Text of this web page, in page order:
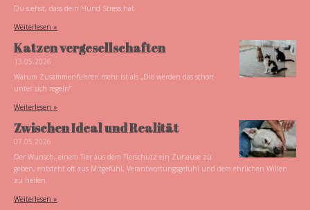
Du siehst, dass dein Hund Stress hat.
Weiterlesen »
Katzen vergesellschaften
13.05.2026
Warum Zusammenführen mehr ist als „Die werden das schon
unter sich regeln“
Weiterlesen »
Zwischen Ideal und Realität
07.05.2026
Der Wunsch, einem Tier aus dem Tierschutz ein Zuhause zu
geben, entsteht oft aus Mitgefühl, Verantwortungsgefühl und dem ehrlichen Willen
zu helfen.
Weiterlesen »